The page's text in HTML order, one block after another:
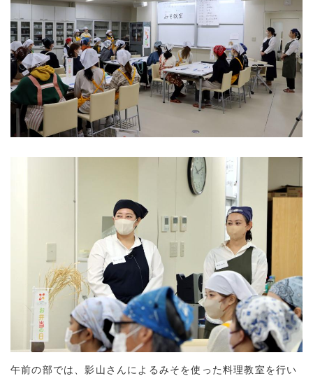
午前の部では、影山さんによるみそを使った料理教室を行い